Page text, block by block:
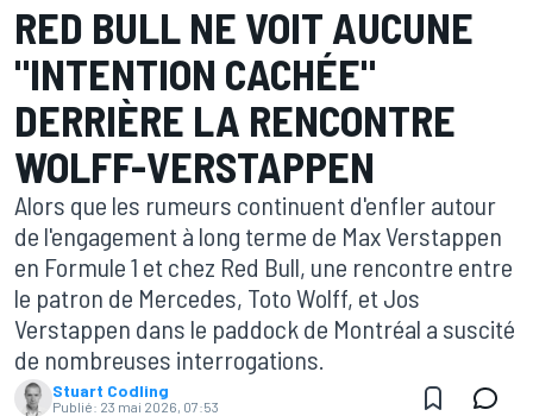
RED BULL NE VOIT AUCUNE
"INTENTION CACHÉE"
DERRIÈRE LA RENCONTRE
WOLFF-VERSTAPPEN
Alors que les rumeurs continuent d'enfler autour
de l'engagement à long terme de Max Verstappen
en Formule 1 et chez Red Bull, une rencontre entre
le patron de Mercedes, Toto Wolff, et Jos
Verstappen dans le paddock de Montréal a suscité
de nombreuses interrogations.
Stuart Codling
Publié: 23 mai 2026, 07:53